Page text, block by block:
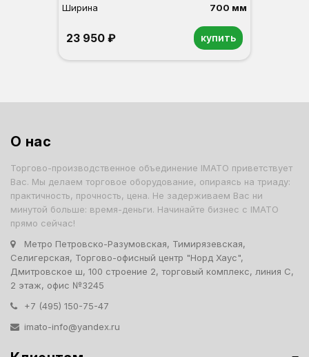
Ширина
700 мм
23 950 ₽ купить
О нас
Торгово-производственное объединение IMATO приветствует
Вас. Мы делаем торговое оборудование, опираясь на триаду:
практичность, прочность, цена. Не задерживаем Вас ни
минутой больше: время-деньги. Начинайте бизнес с IMATO
прямо сейчас!
Метро Петровско-Разумовская, Тимирязевская,
Селигерская, Торгово-офисный центр "Норд Хаус",
Дмитровское ш, 100 строение 2, торговый комплекс, линия С,
2 этаж, офис №3245
+7 (495) 150-75-47
imato-info@yandex.ru